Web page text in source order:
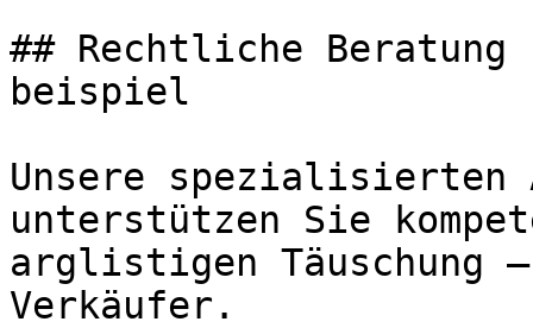
## Rechtliche
beispiel
Unsere spezialisierten
unterstützen Sie
arglistigen Täuschung
Verkäufer.